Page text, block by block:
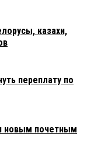
казахи,
переплату по
новым почетным